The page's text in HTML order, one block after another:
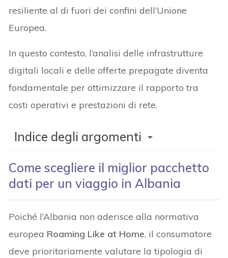
resiliente al di fuori dei confini dell’Unione
Europea.
In questo contesto, l’analisi delle infrastrutture
digitali locali e delle offerte prepagate diventa
fondamentale per ottimizzare il rapporto tra
costi operativi e prestazioni di rete.
Indice degli argomenti
Come scegliere il miglior pacchetto
dati per un viaggio in Albania
Poiché l’Albania non aderisce alla normativa
europea Roaming Like at Home, il consumatore
deve prioritariamente valutare la tipologia di